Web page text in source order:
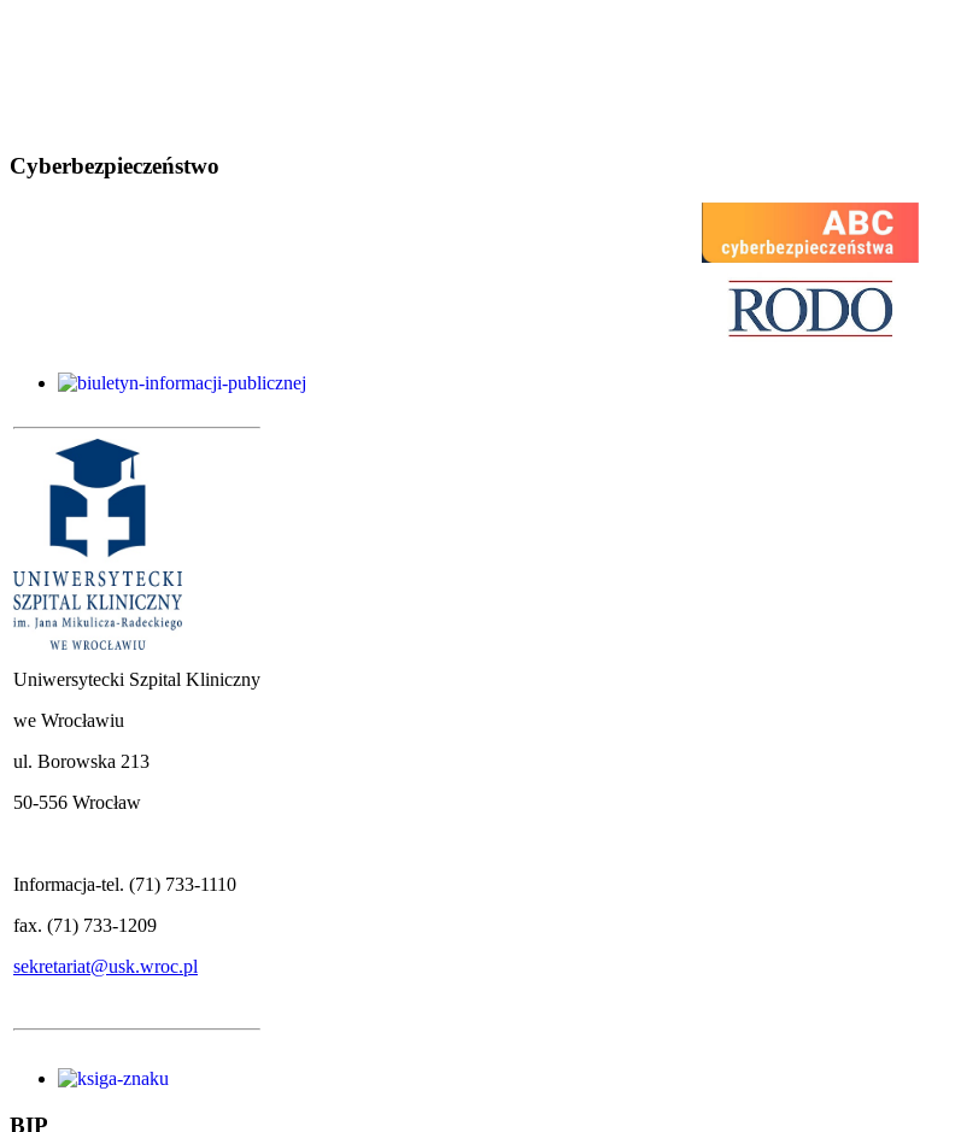
Cyberbezpieczeństwo
Uniwersytecki Szpital Kliniczny
we Wrocławiu
ul. Borowska 213
50-556 Wrocław
Informacja-tel. (71) 733-1110
fax. (71) 733-1209
sekretariat@usk.wroc.pl
BIP